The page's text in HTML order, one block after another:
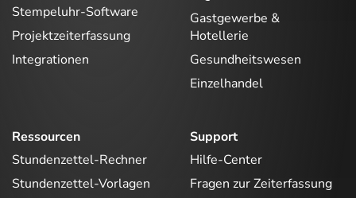
Stempeluhr-Software
Projektzeiterfassung
Integrationen
Gastgewerbe &
Hotellerie
Gesundheitswesen
Einzelhandel
Ressourcen
Stundenzettel-Rechner
Stundenzettel-Vorlagen
Support
Hilfe-Center
Fragen zur Zeiterfassung